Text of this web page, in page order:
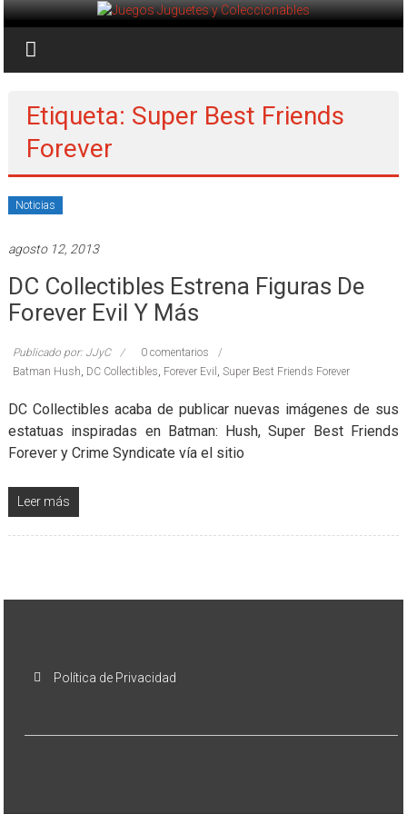
Saltar
al
contenido
Juegos
Juguetes
Coleccionables
Noticias
y
para
Etiqueta: Super Best Friends
Forever
Noticias
agosto 12, 2013
DC Collectibles Estrena Figuras De
Forever Evil Y Más
Publicado por: JJyC
0 comentarios
Batman Hush DC Collectibles Forever Evil Super Best Friends Forever
DC Collectibles acaba de publicar nuevas imágenes de sus
estatuas inspiradas en Batman: Hush, Super Best Friends
Forever y Crime Syndicate vía el sitio
Leer más
Política de Privacidad